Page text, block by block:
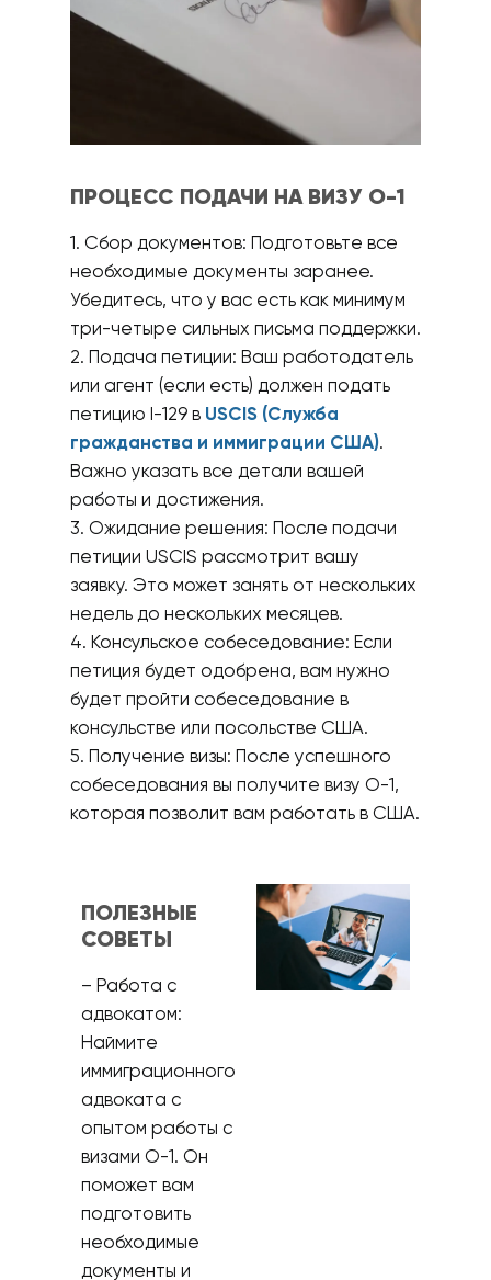
ПРОЦЕСС ПОДАЧИ НА ВИЗУ О-1
1. Сбор документов: Подготовьте все
необходимые документы заранее.
Убедитесь, что у вас есть как минимум
три-четыре сильных письма поддержки.
2. Подача петиции: Ваш работодатель
или агент (если есть) должен подать
петицию I-129 в USCIS (Служба
гражданства и иммиграции США).
Важно указать все детали вашей
работы и достижения.
3. Ожидание решения: После подачи
петиции USCIS рассмотрит вашу
заявку. Это может занять от нескольких
недель до нескольких месяцев.
4. Консульское собеседование: Если
петиция будет одобрена, вам нужно
будет пройти собеседование в
консульстве или посольстве США.
5. Получение визы: После успешного
собеседования вы получите визу О-1,
которая позволит вам работать в США.
ПОЛЕЗНЫЕ
СОВЕТЫ
– Работа с
адвокатом:
Наймите
иммиграционного
адвоката с
опытом работы с
визами О-1. Он
поможет вам
подготовить
необходимые
документы и